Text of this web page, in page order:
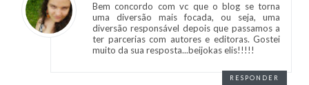
Bem concordo com vc que o blog se torna
uma diversão mais focada, ou seja, uma
diversão responsável depois que passamos a
ter parcerias com autores e editoras. Gostei
muito da sua resposta...beijokas elis!!!!!
RESPONDER